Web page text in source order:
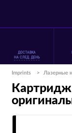
ДОСТАВКА
НА СЛЕД. ДЕНЬ
Imprints > Лазерные